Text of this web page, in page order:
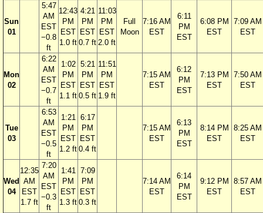
Sun
01
5:47
AM
EST
−0.8
ft
12:43
PM
EST
1.0 ft
4:21
PM
EST
0.7 ft
11:03
PM
EST
2.0 ft
Full
Moon
7:16 AM
EST
6:11
PM
EST
6:08 PM
EST
7:09 AM
EST
Mon
02
6:22
AM
EST
−0.7
ft
1:02
PM
EST
1.1 ft
5:21
PM
EST
0.5 ft
11:51
PM
EST
1.9 ft
7:15 AM
EST
6:12
PM
EST
7:13 PM
EST
7:50 AM
EST
Tue
03
6:53
AM
EST
−0.5
ft
1:21
PM
EST
1.2 ft
6:17
PM
EST
0.4 ft
7:15 AM
EST
6:13
PM
EST
8:14 PM
EST
8:25 AM
EST
Wed
04
12:35
AM
EST
1.7 ft
7:20
AM
EST
−0.3
ft
1:41
PM
EST
1.3 ft
7:09
PM
EST
0.3 ft
7:14 AM
EST
6:14
PM
EST
9:12 PM
EST
8:57 AM
EST